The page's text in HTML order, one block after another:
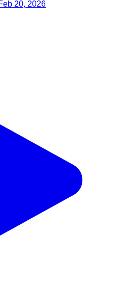
20, 2026